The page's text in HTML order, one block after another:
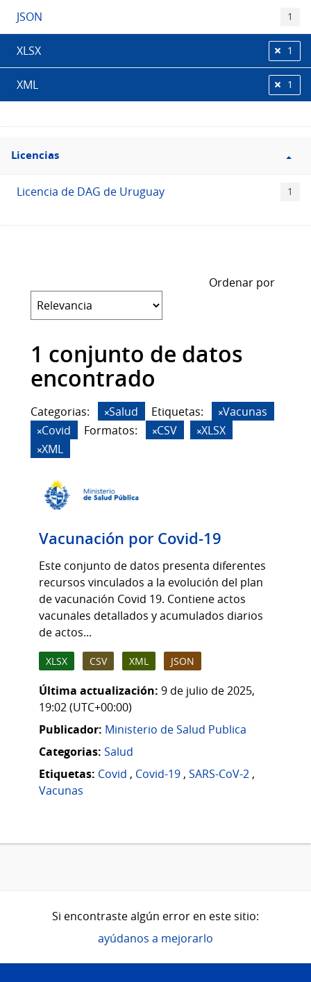
JSON 1
XLSX 1
XML 1
Filtro
Licencias
Licencias
Licencia de DAG de Uruguay 1
Ordenar por
1 conjunto de datos
encontrado
Categorias: Salud Etiquetas:
Vacunas
Covid
Formatos: CSV
XLSX
XML
Vacunación por Covid-19
Este conjunto de datos presenta diferentes
recursos vinculados a la evolución del plan
de vacunación Covid 19. Contiene actos
vacunales detallados y acumulados diarios
de actos...
XLSX CSV XML JSON
Última actualización: 9 de julio de 2025,
19:02 (UTC+00:00)
Publicador: Ministerio de Salud Publica
Categorias: Salud
Etiquetas: Covid , Covid-19 , SARS-CoV-2 ,
Vacunas
Si encontraste algún error en este sitio:
ayúdanos a mejorarlo